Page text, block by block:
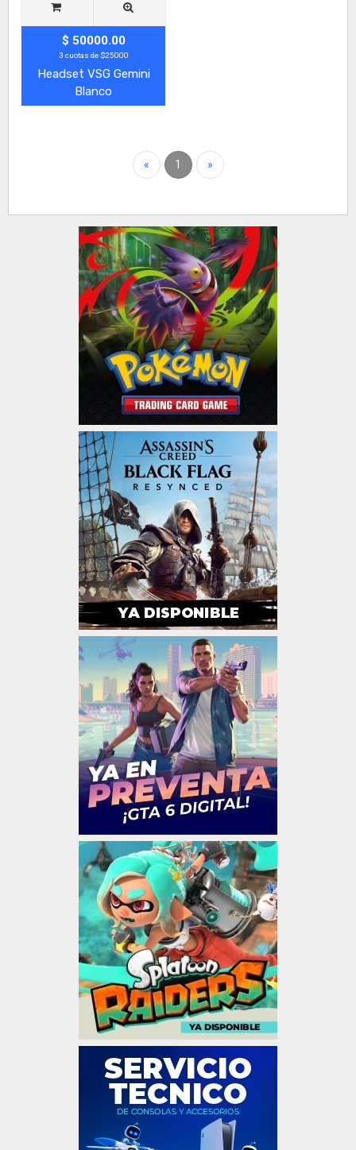
$ 50000.00
3 cuotas de $25000
Headset VSG Gemini
Blanco
« 1 »